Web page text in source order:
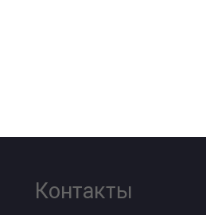
Контакты